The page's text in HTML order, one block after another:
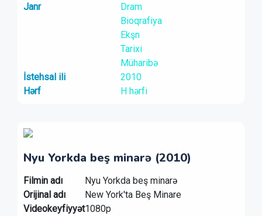
Janr
Dram
Bioqrafiya
Ekşn
Tarixi
Müharibə
İstehsal ili
2010
Hərf
H hərfi
Nyu Yorkda beş minarə (2010)
Filmin adı
Nyu Yorkda beş minarə
Orijinal adı
New York'ta Beş Minare
Videokeyfiyyət1080p